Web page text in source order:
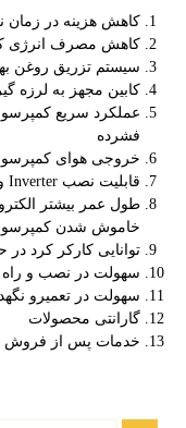
کاهش هزینه در زمان
کاهش مصرف انرژی
سیستم تزریق روغن
کابین مجهز به لرزه
عملکرد سریع
فشرده
خروجی هوای کمپرسور
قابلیت نصب Inverter و قطع و وصل آرام جریان
طول عمر بیشتر
خاموش شدن
توانایی کارکر کرد
سهولت در نصب و راه
سهولت در تعمیرو
گارانتی محصولات
خدمات پس از فروش